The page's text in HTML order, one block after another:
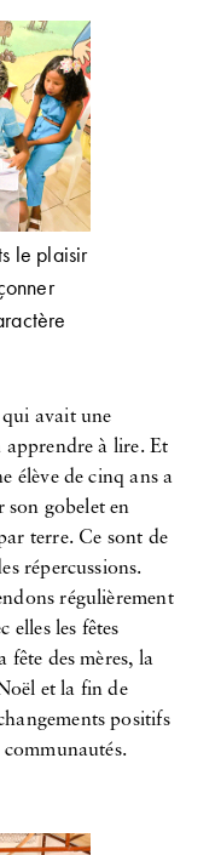
le plaisir
qui avait une
apprendre à lire. Et
élève de cinq ans a
son gobelet en
terre. Ce sont de
répercussions.
régulièrement
elles les fêtes
fête des mères, la
et la fin de
positifs
communautés.